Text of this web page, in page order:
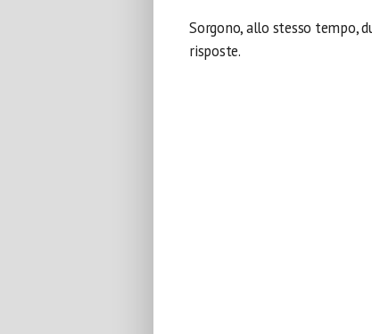
Sorgono, allo stesso tempo,
risposte.